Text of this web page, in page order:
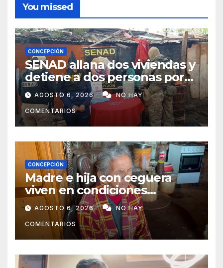
You missed
CONCEPCIÓN
SENAD allana dos viviendas y
detiene a dos personas por
presunto microtráfico en
Concepción
AGOSTO 6, 2026 NO HAY
COMENTARIOS
CONCEPCIÓN
Madre e hija con ceguera
viven en condiciones
precarias y vecinos impulsan
campaña solidaria para
ayudarlas
AGOSTO 6, 2026 NO HAY
COMENTARIOS